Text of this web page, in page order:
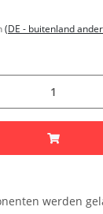
(DE - buitenland
werden